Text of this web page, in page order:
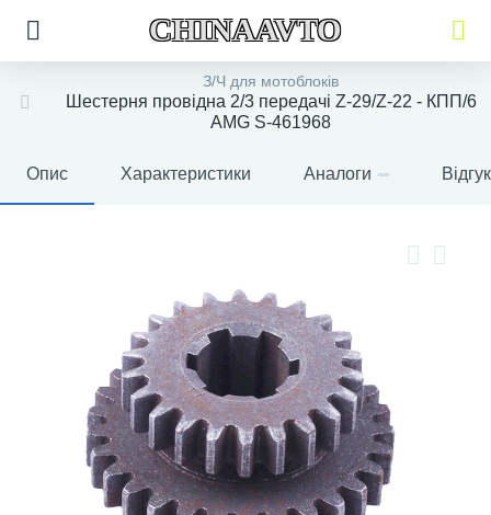
CHINAAVTO
З/Ч для мотоблоків
Шестерня провідна 2/3 передачі Z-29/Z-22 - КПП/6
AMG S-461968
Опис Характеристики Аналоги